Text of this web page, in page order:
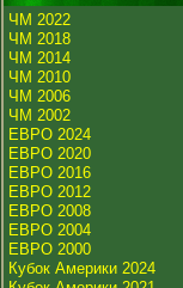
ЧМ 2022
ЧМ 2018
ЧМ 2014
ЧМ 2010
ЧМ 2006
ЧМ 2002
ЕВРО 2024
ЕВРО 2020
ЕВРО 2016
ЕВРО 2012
ЕВРО 2008
ЕВРО 2004
ЕВРО 2000
Кубок Америки 2024